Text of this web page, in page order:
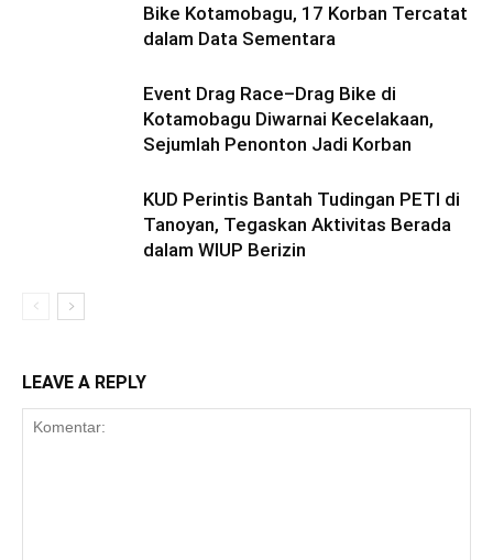
Bike Kotamobagu, 17 Korban Tercatat
dalam Data Sementara
Event Drag Race–Drag Bike di
Kotamobagu Diwarnai Kecelakaan,
Sejumlah Penonton Jadi Korban
KUD Perintis Bantah Tudingan PETI di
Tanoyan, Tegaskan Aktivitas Berada
dalam WIUP Berizin
LEAVE A REPLY